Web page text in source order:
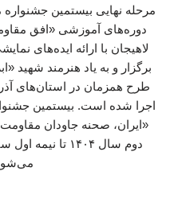
مرحله نهایی بیستمین جشنواره
دوره‌های آموزشی «افق
لاهیجان با ارائه ایده‌های
برگزار و به یاد هنرمند
طرح همزمان در استان‌های
اجرا شده است. بیستمین
«ایران، صحنه جاودان
می‌شود.